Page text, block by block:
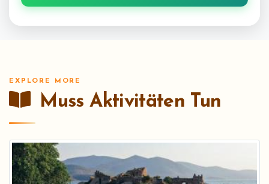
EXPLORE MORE
Muss Aktivitäten Tun